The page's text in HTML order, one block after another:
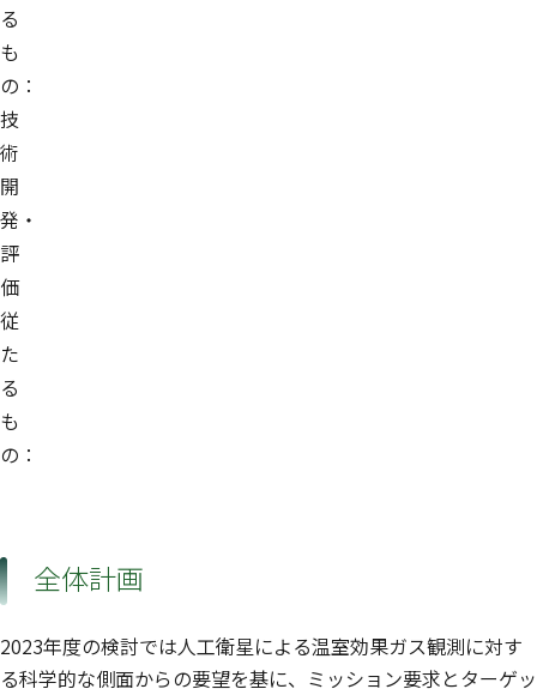
る
も
の：
技
術
開
発・
評
価
従
た
る
も
の：
全体計画
2023年度の検討では人工衛星による温室効果ガス観測に対す
る科学的な側面からの要望を基に、ミッション要求とターゲッ